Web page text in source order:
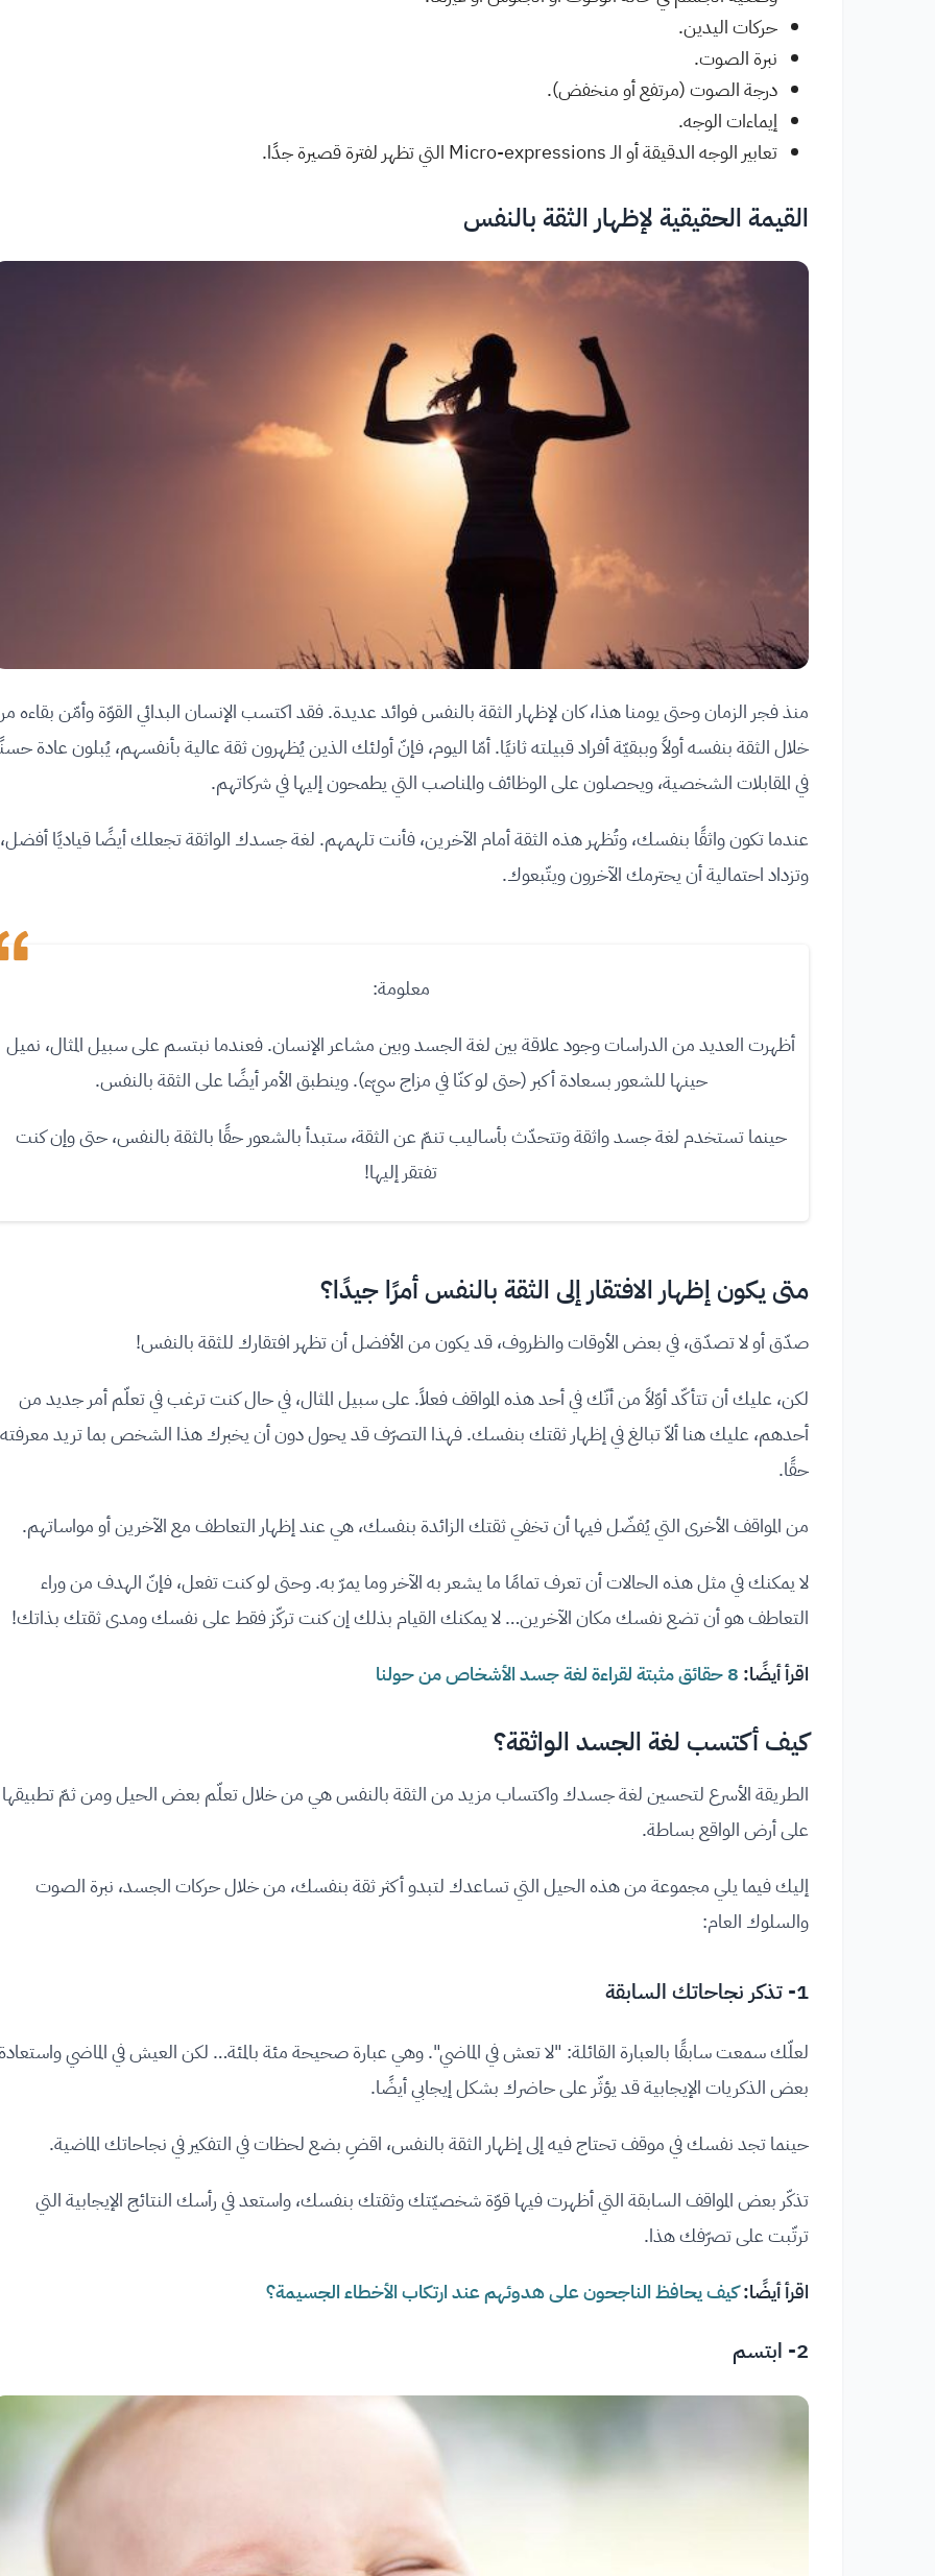
حركات اليدين.
نبرة الصوت.
درجة الصوت (مرتفع أو منخفض).
إيماءات الوجه.
تعابير الوجه الدقيقة أو الـ Micro-expressions التي تظهر لفترة قصيرة جدًا.
القيمة الحقيقية لإظهار الثقة بالنفس
منذ فجر الزمان وحتى يومنا هذا، كان لإظهار الثقة بالنفس فوائد عديدة. فقد اكتسب الإنسان البدائي القوّة وأمّن بقاءه
خلال الثقة بنفسه أولاً وببقيّة أفراد قبيلته ثانيًا. أمّا اليوم، فإنّ أولئك الذين يُظهرون ثقة عالية بأنفسهم، يُبلون عادة
في المقابلات الشخصية، ويحصلون على الوظائف والمناصب التي يطمحون إليها في شركاتهم.
عندما تكون واثقًا بنفسك، وتُظهر هذه الثقة أمام الآخرين، فأنت تلهمهم. لغة جسدك الواثقة تجعلك أيضًا قياديًا أفضل،
وتزداد احتمالية أن يحترمك الآخرون ويتّبعوك.
معلومة:
أظهرت العديد من الدراسات وجود علاقة بين لغة الجسد وبين مشاعر الإنسان. فعندما نبتسم على سبيل المثال، نميل
حينها للشعور بسعادة أكبر (حتى لو كنّا في مزاج سيّء). وينطبق الأمر أيضًا على الثقة بالنفس.
حينما تستخدم لغة جسد واثقة وتتحدّث بأساليب تنمّ عن الثقة، ستبدأ بالشعور حقًا بالثقة بالنفس، حتى وإن كنت
تفتقر إليها!
متى يكون إظهار الافتقار إلى الثقة بالنفس أمرًا جيدًا؟
صدّق أو لا تصدّق، في بعض الأوقات والظروف، قد يكون من الأفضل أن تظهر افتقارك للثقة بالنفس!
لكن، عليك أن تتأكّد أوّلاً من أنّك في أحد هذه المواقف فعلاً. على سبيل المثال، في حال كنت ترغب في تعلّم أمر جديد من
أحدهم، عليك هنا ألاّ تبالغ في إظهار ثقتك بنفسك. فهذا التصرّف قد يحول دون أن يخبرك هذا الشخص بما تريد معرفته
حقًا.
من المواقف الأخرى التي يُفضّل فيها أن تخفي ثقتك الزائدة بنفسك، هي عند إظهار التعاطف مع الآخرين أو مواساتهم.
لا يمكنك في مثل هذه الحالات أن تعرف تمامًا ما يشعر به الآخر وما يمرّ به. وحتى لو كنت تفعل، فإنّ الهدف من وراء
التعاطف هو أن تضع نفسك مكان الآخرين… لا يمكنك القيام بذلك إن كنت تركّز فقط على نفسك ومدى ثقتك بذاتك!
اقرأ أيضًا: 8 حقائق مثبتة لقراءة لغة جسد الأشخاص من حولنا
كيف أكتسب لغة الجسد الواثقة؟
الطريقة الأسرع لتحسين لغة جسدك واكتساب مزيد من الثقة بالنفس هي من خلال تعلّم بعض الحيل ومن ثمّ تطبيقها
على أرض الواقع بساطة.
إليك فيما يلي مجموعة من هذه الحيل التي تساعدك لتبدو أكثر ثقة بنفسك، من خلال حركات الجسد، نبرة الصوت
والسلوك العام:
1- تذكر نجاحاتك السابقة
لعلّك سمعت سابقًا بالعبارة القائلة: "لا تعش في الماضي". وهي عبارة صحيحة مئة بالمئة… لكن العيش في الماضي
بعض الذكريات الإيجابية قد يؤثّر على حاضرك بشكل إيجابي أيضًا.
حينما تجد نفسك في موقف تحتاج فيه إلى إظهار الثقة بالنفس، اقضِ بضع لحظات في التفكير في نجاحاتك الماضية.
تذكّر بعض المواقف السابقة التي أظهرت فيها قوّة شخصيّتك وثقتك بنفسك، واستعد في رأسك النتائج الإيجابية التي
ترتّبت على تصرّفك هذا.
اقرأ أيضًا:كيف يحافظ الناجحون على هدوئهم عند ارتكاب الأخطاء الجسيمة؟
2- ابتسم